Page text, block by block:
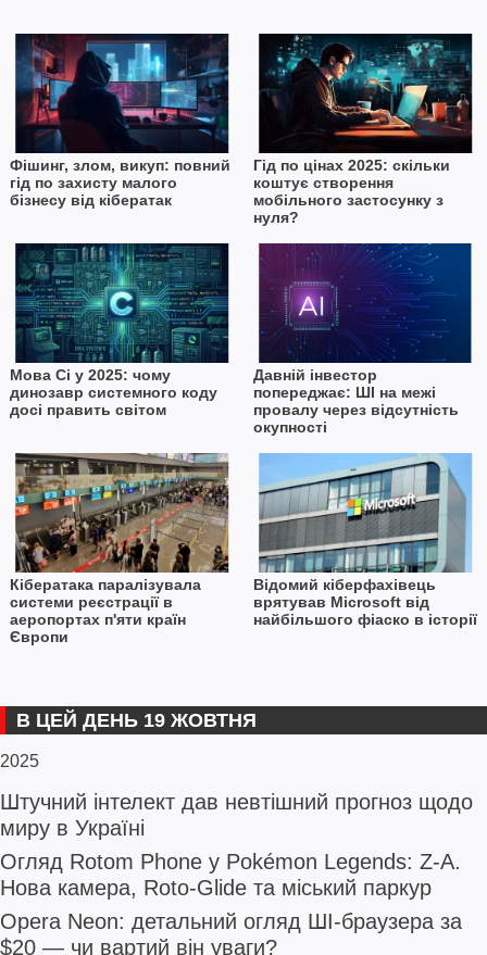
Фішинг, злом, викуп: повний
гід по захисту малого
бізнесу від кібератак
Гід по цінах 2025: скільки
коштує створення
мобільного застосунку з
нуля?
Мова Сі у 2025: чому
динозавр системного коду
досі править світом
Давній інвестор
попереджає: ШІ на межі
провалу через відсутність
окупності
Кібератака паралізувала
системи реєстрації в
аеропортах п'яти країн
Європи
Відомий кіберфахівець
врятував Microsoft від
найбільшого фіаско в історії
В ЦЕЙ ДЕНЬ 19 ЖОВТНЯ
2025
Штучний інтелект дав невтішний прогноз щодо
миру в Україні
Огляд Rotom Phone у Pokémon Legends: Z-A.
Нова камера, Roto-Glide та міський паркур
Opera Neon: детальний огляд ШІ-браузера за
$20 — чи вартий він уваги?